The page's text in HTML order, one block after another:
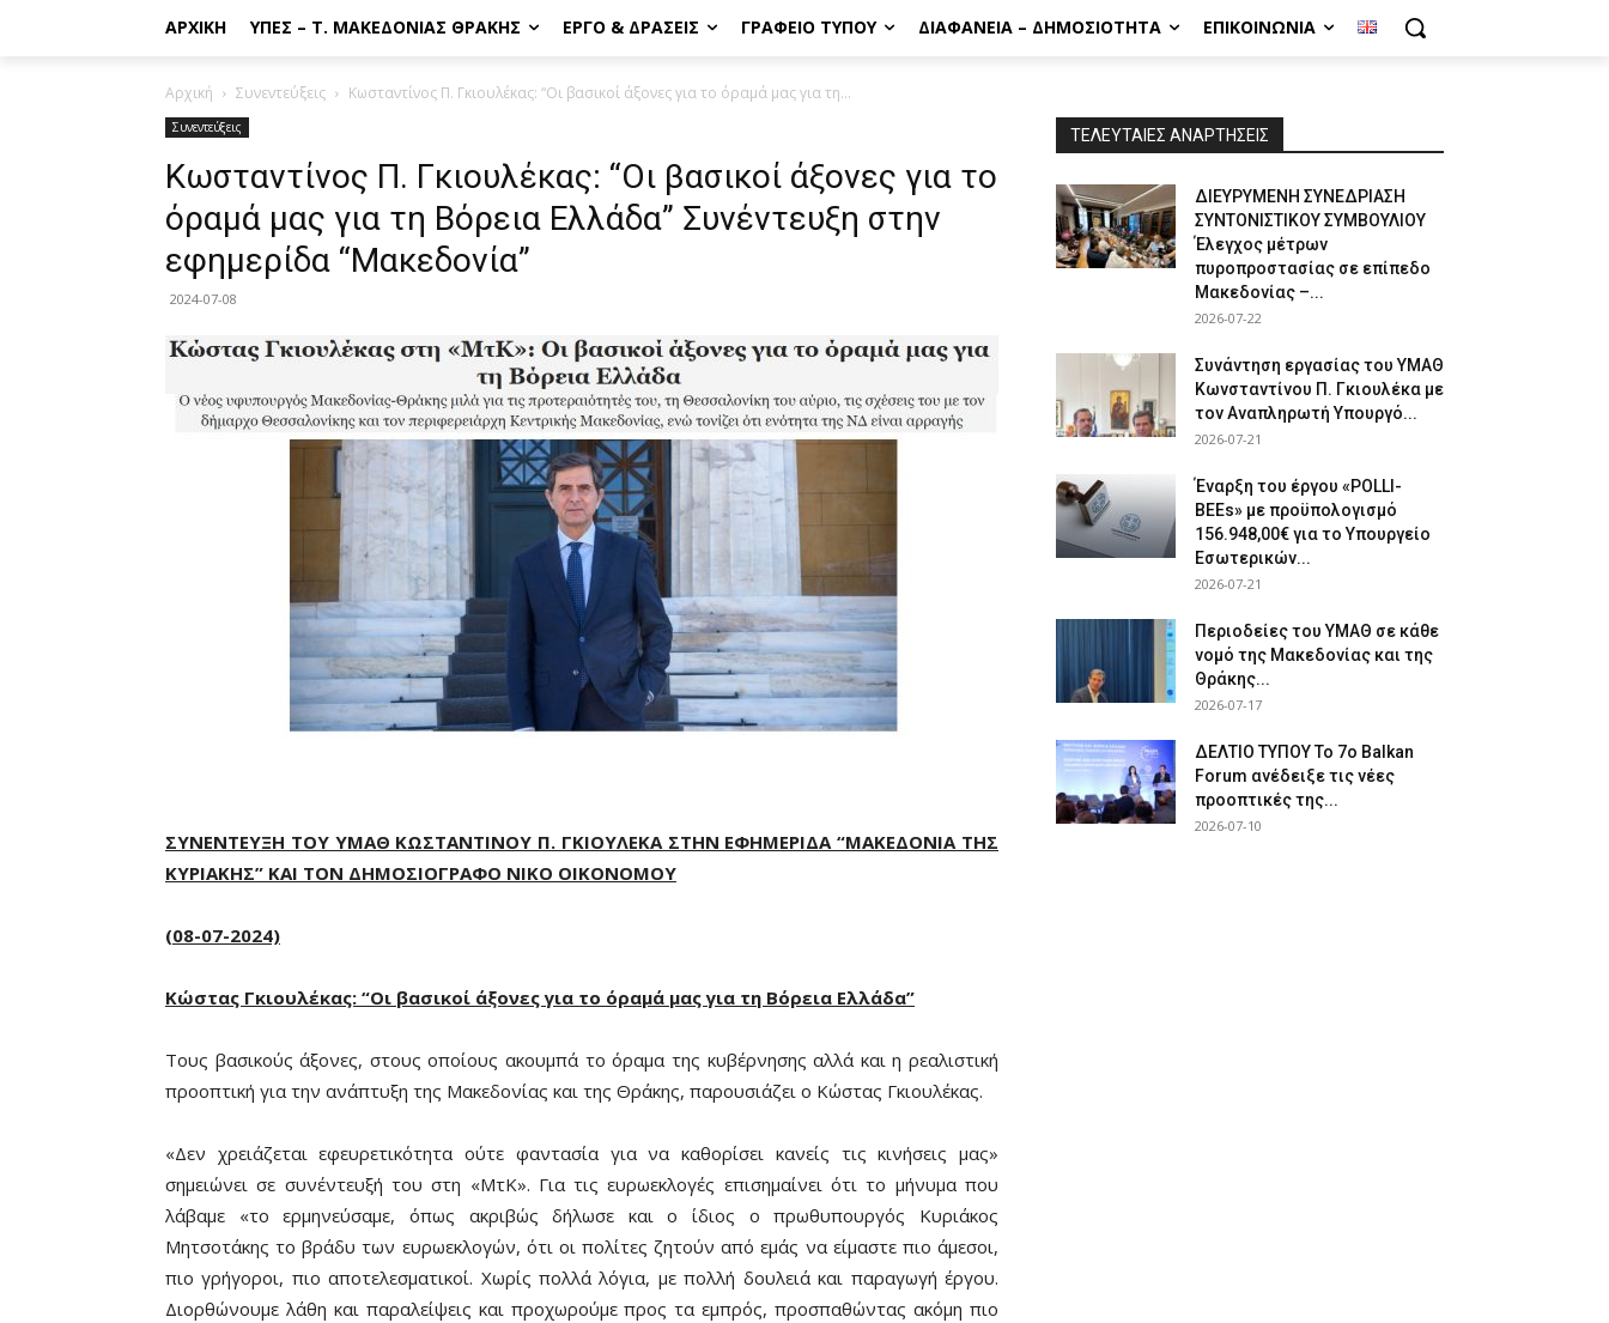
ΑΡΧΙΚΉ ΥΠΕΣ – Τ. ΜΑΚΕΔΟΝΊΑΣ ΘΡΆΚΗΣ ΈΡΓΟ & ΔΡΆΣΕΙΣ ΓΡΑΦΕΊΟ ΤΎΠΟΥ ΔΙΑΦΆΝΕΙΑ – ΔΗΜΟΣΙΌΤΗΤΑ ΕΠΙΚΟΙΝΩΝΊΑ
Αρχική Συνεντεύξεις Κωσταντίνος Π. Γκιουλέκας: “Οι βασικοί άξονες για το όραμά μας για τη...
Συνεντεύξεις
Κωσταντίνος Π. Γκιουλέκας: “Οι βασικοί άξονες για το
όραμά μας για τη Βόρεια Ελλάδα” Συνέντευξη στην
εφημερίδα “Μακεδονία”
2024-07-08
ΣΥΝΕΝΤΕΥΞΗ ΤΟΥ ΥΜΑΘ ΚΩΣΤΑΝΤΙΝΟΥ Π. ΓΚΙΟΥΛΕΚΑ ΣΤΗΝ ΕΦΗΜΕΡΙΔΑ “ΜΑΚΕΔΟΝΙΑ ΤΗΣ
ΚΥΡΙΑΚΗΣ” ΚΑΙ ΤΟΝ ΔΗΜΟΣΙΟΓΡΑΦΟ ΝΙΚΟ ΟΙΚΟΝΟΜΟΥ
(08-07-2024)
Κώστας Γκιουλέκας: “Οι βασικοί άξονες για το όραμά μας για τη Βόρεια Ελλάδα”
Τους βασικούς άξονες, στους οποίους ακουμπά το όραμα της κυβέρνησης αλλά και η ρεαλιστική
προοπτική για την ανάπτυξη της Μακεδονίας και της Θράκης, παρουσιάζει ο Κώστας Γκιουλέκας.
«Δεν χρειάζεται εφευρετικότητα ούτε φαντασία για να καθορίσει κανείς τις κινήσεις μας»
σημειώνει σε συνέντευξή του στη «ΜτΚ». Για τις ευρωεκλογές επισημαίνει ότι το μήνυμα που
λάβαμε «το ερμηνεύσαμε, όπως ακριβώς δήλωσε και ο ίδιος ο πρωθυπουργός Κυριάκος
Μητσοτάκης το βράδυ των ευρωεκλογών, ότι οι πολίτες ζητούν από εμάς να είμαστε πιο άμεσοι,
πιο γρήγοροι, πιο αποτελεσματικοί. Χωρίς πολλά λόγια, με πολλή δουλειά και παραγωγή έργου.
Διορθώνουμε λάθη και παραλείψεις και προχωρούμε προς τα εμπρός, προσπαθώντας ακόμη πιο
ΤΕΛΕΥΤΑΙΕΣ ΑΝΑΡΤΗΣΕΙΣ
ΔΙΕΥΡΥΜΕΝΗ ΣΥΝΕΔΡΙΑΣΗ
ΣΥΝΤΟΝΙΣΤΙΚΟΥ ΣΥΜΒΟΥΛΙΟΥ
Έλεγχος μέτρων
πυροπροστασίας σε επίπεδο
Μακεδονίας –...
2026-07-22
Συνάντηση εργασίας του ΥΜΑΘ
Κωνσταντίνου Π. Γκιουλέκα με
τον Αναπληρωτή Υπουργό...
2026-07-21
Έναρξη του έργου «POLLI-
BEEs» με προϋπολογισμό
156.948,00€ για το Υπουργείο
Εσωτερικών...
2026-07-21
Περιοδείες του ΥΜΑΘ σε κάθε
νομό της Μακεδονίας και της
Θράκης...
2026-07-17
ΔΕΛΤΙΟ ΤΥΠΟΥ Το 7ο Balkan
Forum ανέδειξε τις νέες
προοπτικές της...
2026-07-10